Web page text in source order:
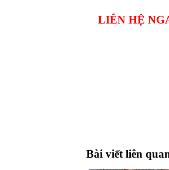
LIÊN HỆ
Bài viết liên